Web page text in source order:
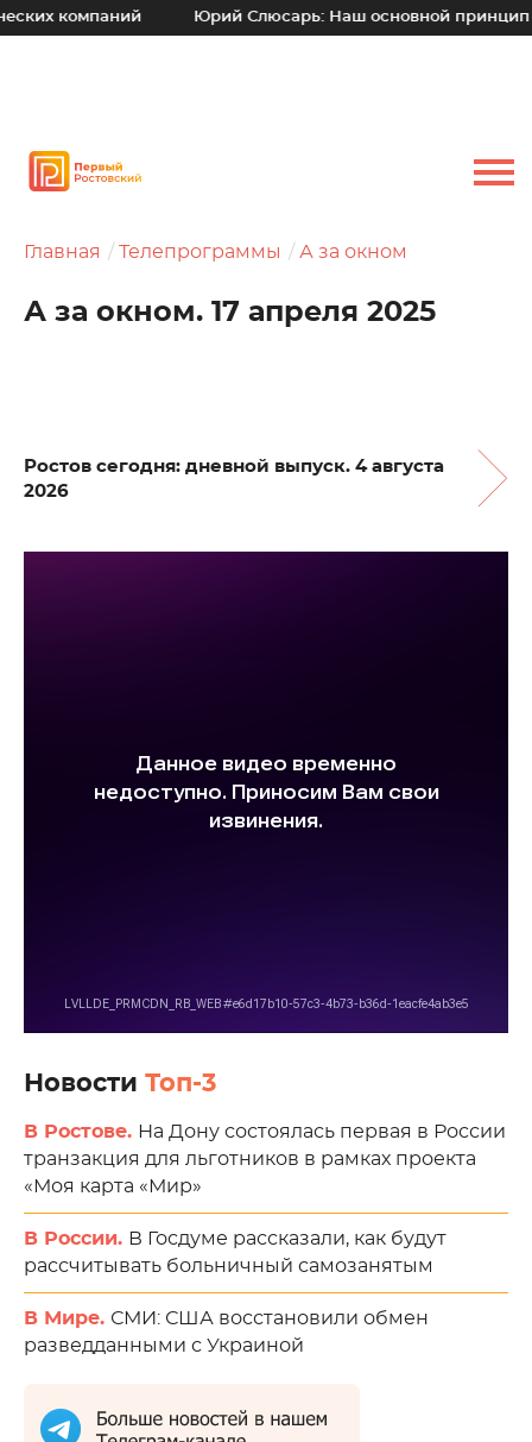
Юрий Слюсарь: Наш основной принцип –
Главная Телепрограммы А за окном
А за окном. 17 апреля 2025
Ростов сегодня: дневной выпуск. 4 августа
2026
Новости Топ-3
В Ростове. На Дону состоялась первая в России
транзакция для льготников в рамках проекта
«Моя карта «Мир»
В России. В Госдуме рассказали, как будут
рассчитывать больничный самозанятым
В Мире. СМИ: США восстановили обмен
разведданными с Украиной